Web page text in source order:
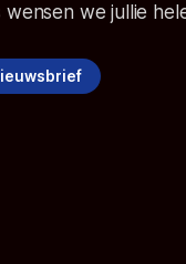
wensen we jullie